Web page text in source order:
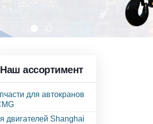
Наш ассортимент
для автокранов
двигателей Shanghai